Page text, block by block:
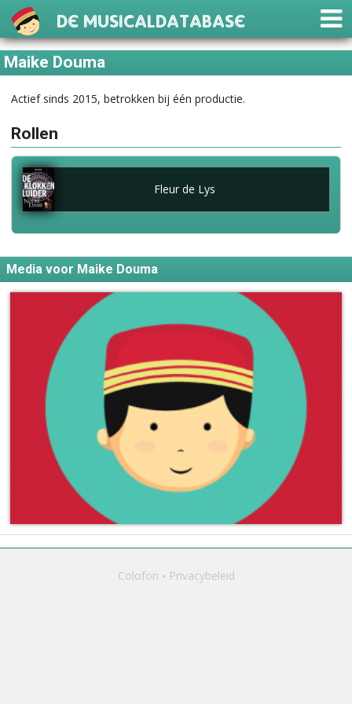
De Musicaldatabase
Maike Douma
Actief sinds 2015, betrokken bij één productie.
Rollen
Fleur de Lys
Media voor Maike Douma
Colofon Privacybeleid